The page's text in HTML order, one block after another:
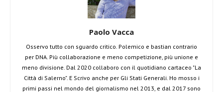
Paolo Vacca
Osservo tutto con sguardo critico. Polemico e bastian contrario
per DNA. Più collaborazione e meno competizione, più unione e
meno divisione. Dal 2020 collaboro con il quotidiano cartaceo "La
Città di Salerno". E Scrivo anche per Gli Stati Generali. Ho mosso i
primi passi nel mondo del giornalismo nel 2013, e dal 2017 sono